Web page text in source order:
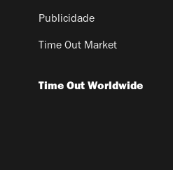
Publicidade
Time Out Market
Time Out Worldwide